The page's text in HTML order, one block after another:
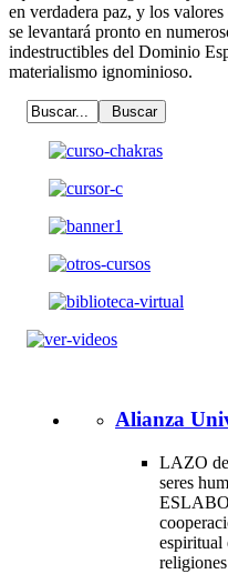
en verdadera paz, y los
se levantará pronto en
indestructibles del Dominio
materialismo ignominioso.
Alianza
LAZO de
seres
espiritual